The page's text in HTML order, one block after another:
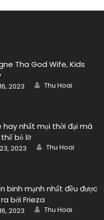
Tha God Wife, Kids
2023 Author
Thu Hoai
hay nhất mọi thời đại mà
bỏ lỡ
2023 Author
Thu Hoai
binh mạnh nhất đều được
bởi Frieza
2023 Author
Thu Hoai